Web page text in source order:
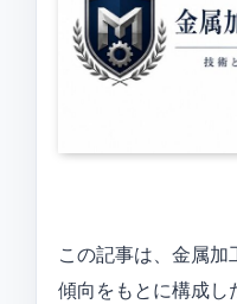
この記事は、金属
傾向をもとに構成し